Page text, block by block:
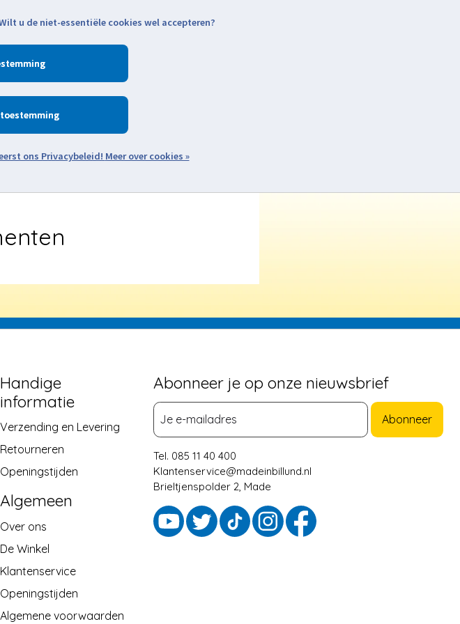
Zoeken
Handige
informatie
Verzending en Levering
Retourneren
Openingstijden
Algemeen
Over ons
De Winkel
Klantenservice
Openingstijden
Algemene voorwaarden
Abonneer je op onze nieuwsbrief
Abonneer
Tel. 085 11 40 400
Klantenservice@madeinbillund.nl
Brieltjenspolder 2, Made
u de niet-essentiële cookies wel accepteren?
Meer over cookies »